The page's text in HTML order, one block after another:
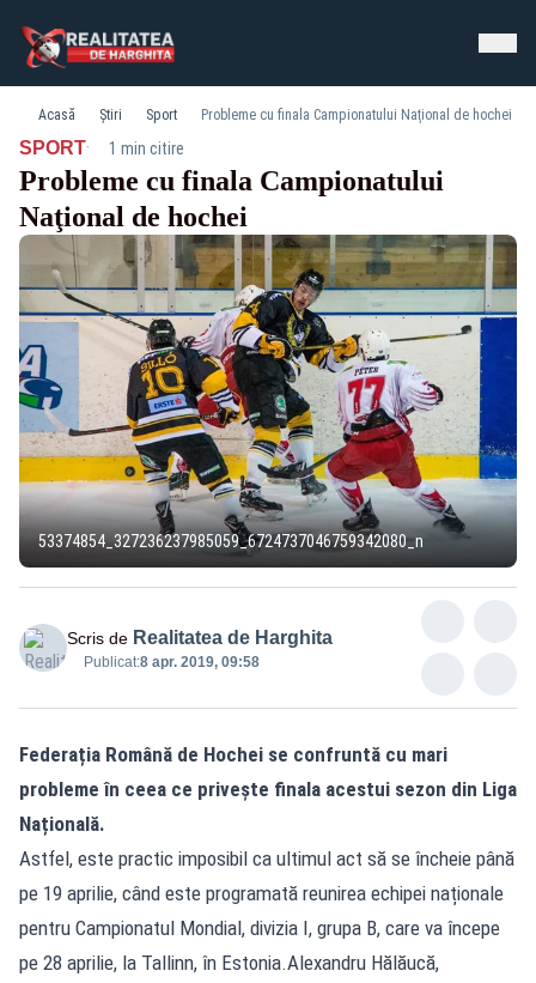
Acasă Știri Sport Probleme cu finala Campionatului Naţional de hochei
SPORT· 1 min citire
Probleme cu finala Campionatului
Naţional de hochei
53374854_327236237985059_6724737046759342080_n
Scris de Realitatea de Harghita
Publicat:8 apr. 2019, 09:58
Federația Română de Hochei se confruntă cu mari
probleme în ceea ce privește finala acestui sezon din Liga
Națională.
Astfel, este practic imposibil ca ultimul act să se încheie până
pe 19 aprilie, când este programată reunirea echipei naționale
pentru Campionatul Mondial, divizia I, grupa B, care va începe
pe 28 aprilie, la Tallinn, în Estonia.Alexandru Hălăucă,